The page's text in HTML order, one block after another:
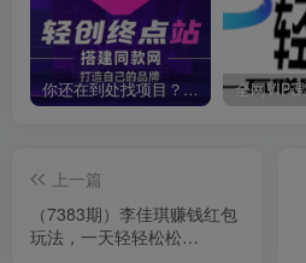
你还在到处找项目？还在当韭菜？我靠卖项目一个月收入5万+，曾经我也是个失败者。
上一篇
（7383期）李佳琪赚钱红包
玩法，一天轻轻松松